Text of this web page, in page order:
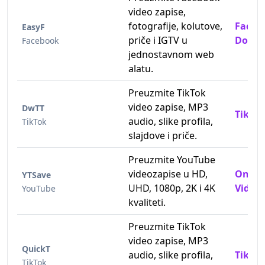
EasyF
Facebook
video zapise,
fotografije, kolutove,
priče i IGTV u
jednostavnom web
alatu.
DwTT
TikTok
Preuzmite TikTok
video zapise, MP3
audio, slike profila,
slajdove i priče.
YTSave
YouTube
Preuzmite YouTube
videozapise u HD,
UHD, 1080p, 2K i 4K
kvaliteti.
Video
QuickT
TikTok
Preuzmite TikTok
video zapise, MP3
audio, slike profila,